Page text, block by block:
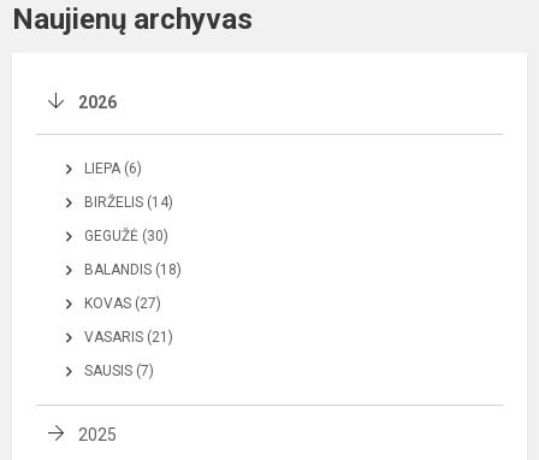
Naujienų archyvas
2026
LIEPA (6)
BIRŽELIS (14)
GEGUŽĖ (30)
BALANDIS (18)
KOVAS (27)
VASARIS (21)
SAUSIS (7)
2025